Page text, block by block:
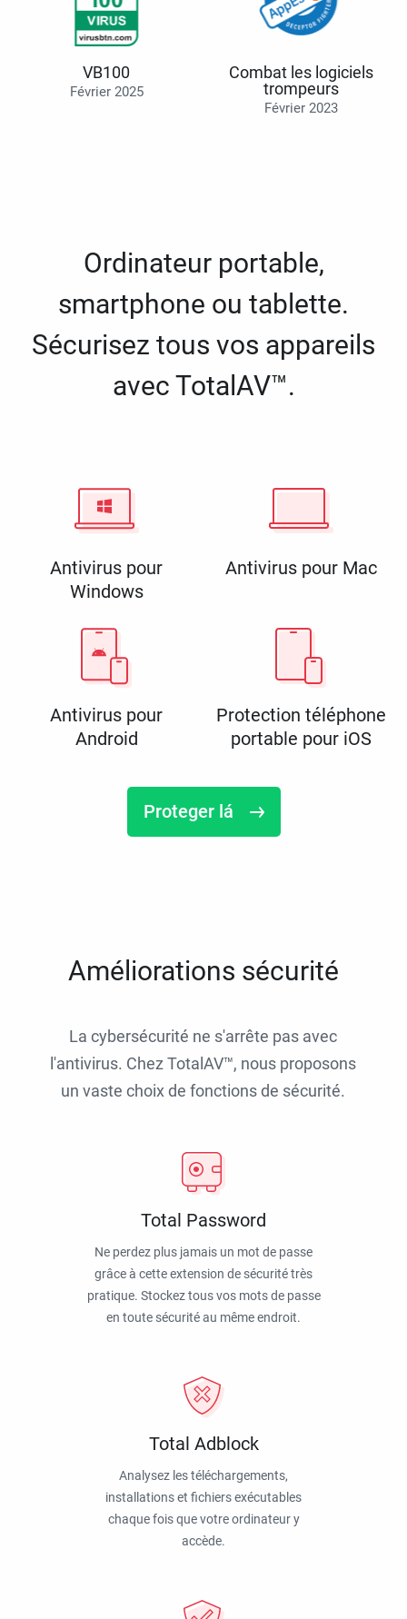
VB100
Février 2025
Combat les logiciels
trompeurs
Février 2023
Ordinateur portable,
smartphone ou tablette.
Sécurisez tous vos appareils
avec TotalAV™.
Antivirus pour
Windows
Antivirus pour Mac
Antivirus pour
Android
Protection téléphone
portable pour iOS
Proteger lá
Améliorations sécurité
La cybersécurité ne s'arrête pas avec
l'antivirus. Chez TotalAV™, nous proposons
un vaste choix de fonctions de sécurité.
Total Password
Ne perdez plus jamais un mot de passe
grâce à cette extension de sécurité très
pratique. Stockez tous vos mots de passe
en toute sécurité au même endroit.
Total Adblock
Analysez les téléchargements,
installations et fichiers exécutables
chaque fois que votre ordinateur y
accède.